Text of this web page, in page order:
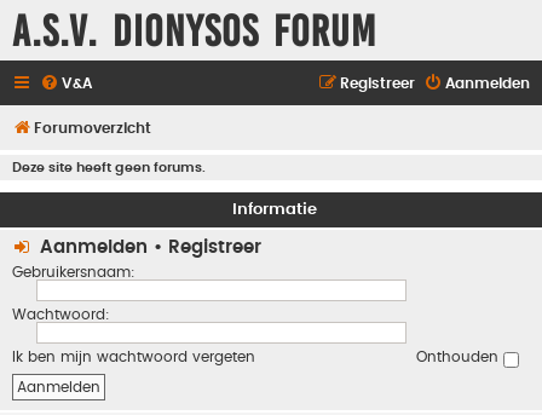
A.S.V. Dionysos Forum
V&A Aanmelden
Registreer
Forumoverzicht
Deze site heeft geen forums.
Informatie
Aanmelden • Registreer
Gebruikersnaam:
Wachtwoord:
Ik ben mijn wachtwoord vergeten Onthouden